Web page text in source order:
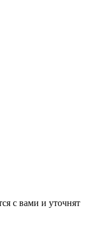
с вами и уточнят